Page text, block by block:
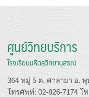
ศูนย์วิทยบริการ
โรงเรียนมหิดลวิทยานุสรณ์
364 หมู่ 5 ต. ศาลายา อ.
โทรศัพท์: 02-826-7174 โ